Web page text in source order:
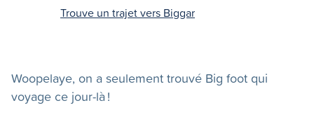
Trouve un trajet vers Biggar
Woopelaye, on a seulement trouvé Big foot qui
voyage ce jour-là !